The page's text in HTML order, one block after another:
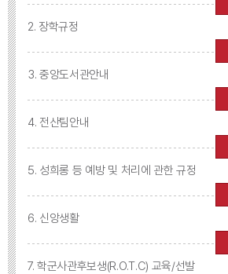
2. 장학규정
3. 중앙도서관안내
4. 전산팀안내
5. 성희롱 등 예방 및 처리에 관한 규정
6. 신앙생활
7. 학군사관후보생(R.O.T.C) 교육/선발